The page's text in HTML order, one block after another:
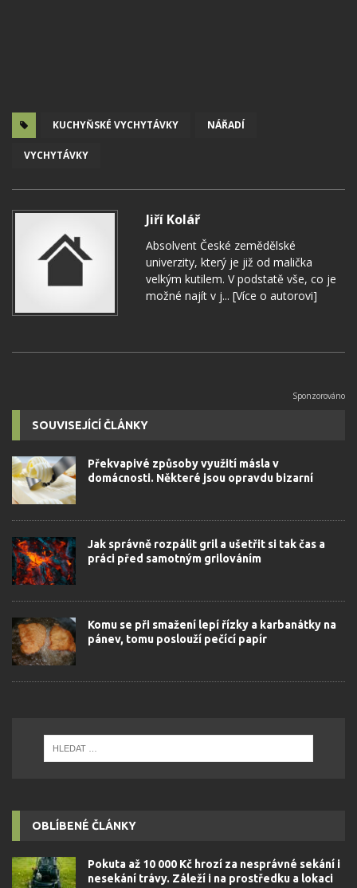
KUCHYŇSKÉ VYCHYTÁVKY NÁŘADÍ
VYCHYTÁVKY
Jiří Kolář
Absolvent České zemědělské
univerzity, který je již od malička
velkým kutilem. V podstatě vše, co je
možné najít v j... [Více o autorovi]
SOUVISEJÍCÍ ČLÁNKY
Překvapivé způsoby využití másla v
domácnosti. Některé jsou opravdu bizarní
Jak správně rozpálit gril a ušetřit si tak čas a
práci před samotným grilováním
Komu se při smažení lepí řízky a karbanátky na
pánev, tomu poslouží pečící papír
OBLÍBENÉ ČLÁNKY
Pokuta až 10 000 Kč hrozí za nesprávné sekání i
nesekání trávy. Záleží i na prostředku a lokaci